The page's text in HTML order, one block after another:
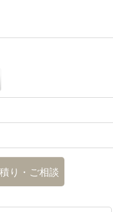
り・ご相談